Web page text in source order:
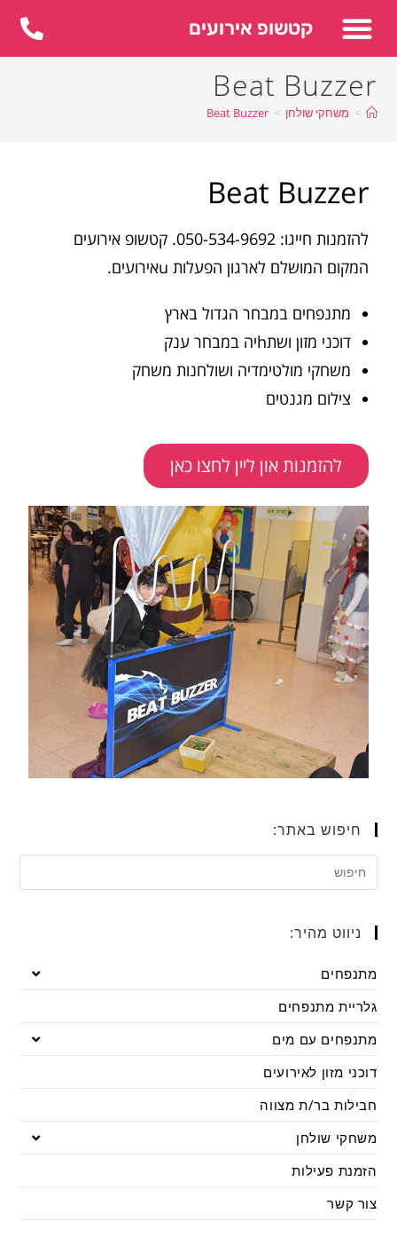
לתוכן
קטשופ אירועים
Beat Buzzer
> משחקי שולחן >
Beat Buzzer
Beat Buzzer
להזמנות חייגו: 050-534-9692. קטשופ אירועים
המקום המושלם לארגון הפעלות uאירועים.
מתנפחים במבחר הגדול בארץ
דוכני מזון ושתhיה במבחר ענק
משחקי מולטימדיה ושולחנות משחק
צילום מגנטים
להזמנות און ליין לחצו כאן
חיפוש באתר:
ניווט מהיר:
מתנפחים
גלריית מתנפחים
מתנפחים עם מים
דוכני מזון לאירועים
חבילות בר/ת מצווה
משחקי שולחן
הזמנת פעילות
צור קשר